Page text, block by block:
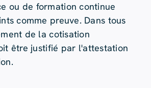
ou de formation continue
comme preuve. Dans tous
de la cotisation
être justifié par l'attestation